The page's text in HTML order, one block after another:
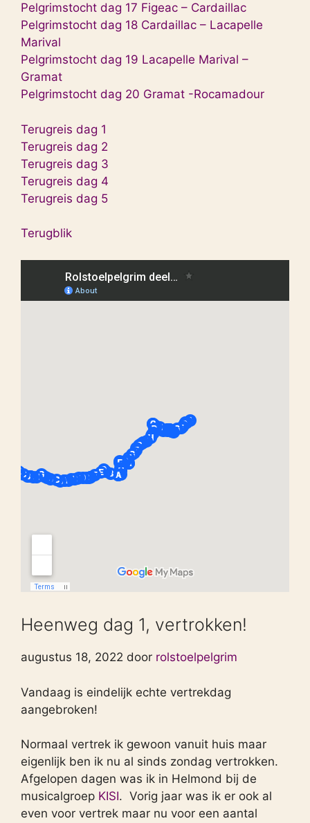
Pelgrimstocht dag 17 Figeac – Cardaillac
Pelgrimstocht dag 18 Cardaillac – Lacapelle
Marival
Pelgrimstocht dag 19 Lacapelle Marival –
Gramat
Pelgrimstocht dag 20 Gramat -Rocamadour
Terugreis dag 1
Terugreis dag 2
Terugreis dag 3
Terugreis dag 4
Terugreis dag 5
Terugblik
Heenweg dag 1, vertrokken!
augustus 18, 2022 door rolstoelpelgrim
Vandaag is eindelijk echte vertrekdag
aangebroken!
Normaal vertrek ik gewoon vanuit huis maar
eigenlijk ben ik nu al sinds zondag vertrokken.
Afgelopen dagen was ik in Helmond bij de
musicalgroep KISI. Vorig jaar was ik er ook al
even voor vertrek maar nu voor een aantal